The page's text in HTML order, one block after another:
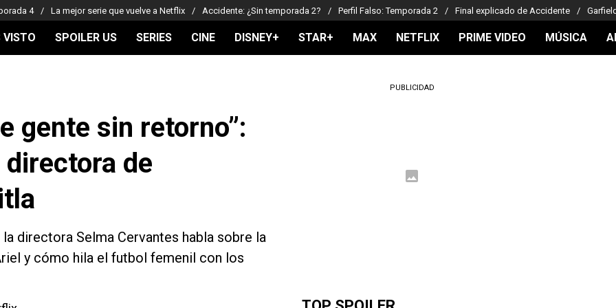
4 La mejor serie que vuelve a Netflix Accidente: ¿Sin temporada 2? Perfil Falso: Temporada 2 Final explicado de Accidente
VISTO SPOILER US SERIES CINE DISNEY+ STAR+ MAX NETFLIX PRIME VIDEO MÚSICA
gente sin retorno”:
de
directora Selma Cervantes habla sobre la
y cómo hila el futbol femenil con los
PUBLICIDAD